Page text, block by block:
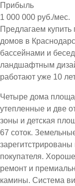
Прибыль
1 000 000 руб./мес.
Предлагаем купить
домов в
бассейнами и
ландшафтным
работают уже 10
Четыре дома
утепленные и две
зоны и детская
67 соток.
покупателя.
ремонт и
камины. Система